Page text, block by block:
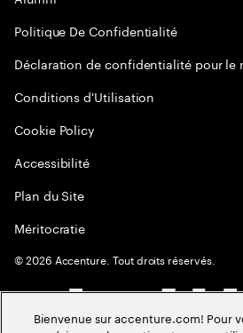
Politique De Confidentialité
Déclaration de confidentialité pour le
Conditions d'Utilisation
Cookie Policy
Accessibilité
Plan du Site
Méritocratie
©2026 Accenture. Tout droits réservés.
Bienvenue sur accenture.com! Pour